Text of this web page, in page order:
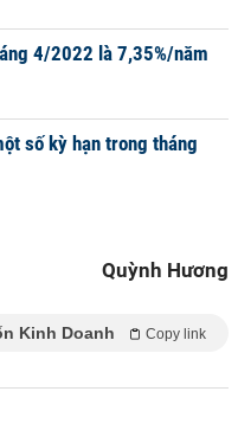
4/2022 là 7,35%/năm
số kỳ hạn trong tháng
Quỳnh Hương
Kinh Doanh Copy link